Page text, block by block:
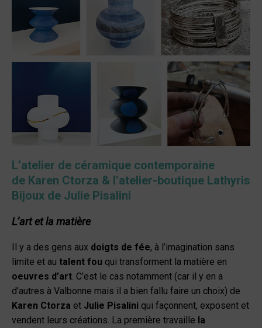
L’atelier de céramique contemporaine
de Karen Ctorza & l’atelier-boutique Lathyris
Bijoux de Julie Pisalini
L’art et la matière
Il y a des gens aux doigts de fée, à l’imagination sans
limite et au talent fou qui transforment la matière en
oeuvres d’art . C’est le cas notamment (car il y en a
d’autres à Valbonne mais il a bien fallu faire un choix) de
Karen Ctorza et Julie Pisalini qui façonnent, exposent et
vendent leurs créations. La première travaille la